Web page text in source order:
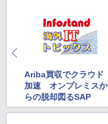
Ariba買収でクラウド
加速 オンプレミスか
らの脱却図るSAP